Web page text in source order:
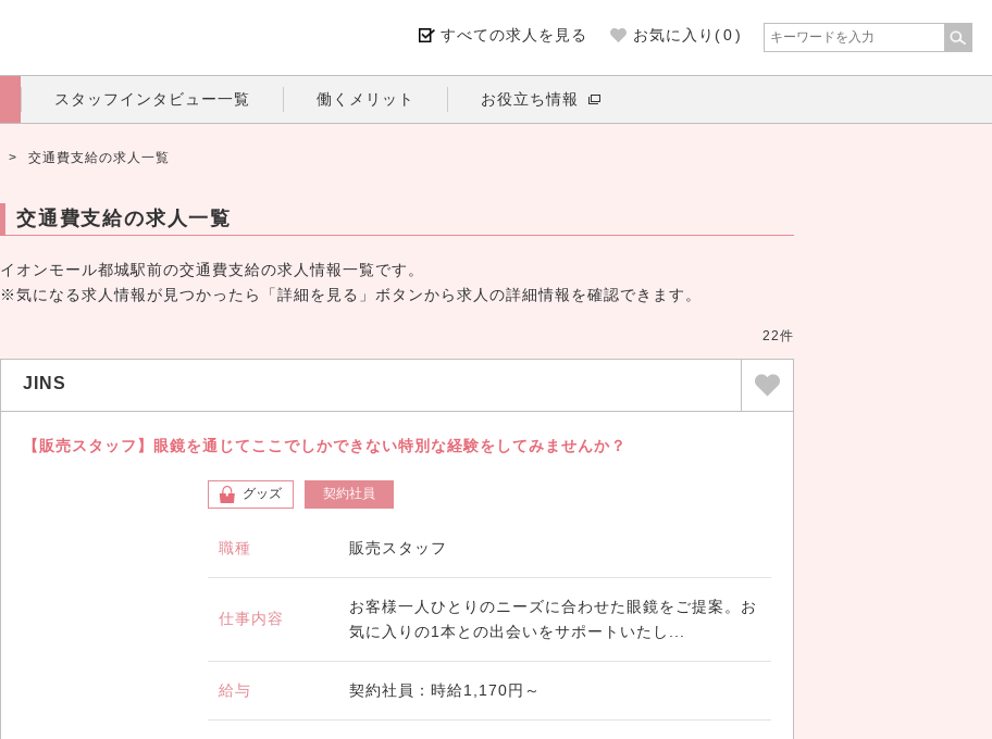
すべての求人を見る お気に入り(0)
スタッフインタビュー一覧 働くメリット お役立ち情報
> 交通費支給の求人一覧
交通費支給の求人一覧
イオンモール都城駅前の交通費支給の求人情報一覧です。
※気になる求人情報が見つかったら「詳細を見る」ボタンから求人の詳細情報を確認できます。
22件
JINS
【販売スタッフ】眼鏡を通じてここでしかできない特別な経験をしてみませんか？
グッズ 契約社員
職種 販売スタッフ
仕事内容
お客様一人ひとりのニーズに合わせた眼鏡をご提案。お
気に入りの1本との出会いをサポートいたし...
給与 契約社員：時給1,170円～